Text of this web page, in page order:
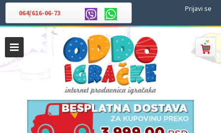
064/616-06-73 Prijavi se